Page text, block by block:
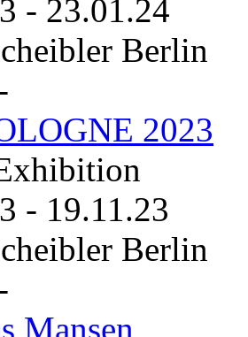
- 23.01.24
Berlin
2023
- 19.11.23
Berlin
Mansen